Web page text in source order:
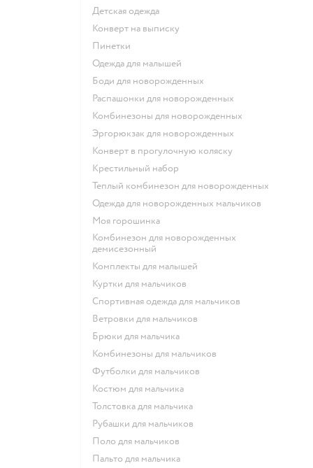
Детская одежда
Конверт на выписку
Пинетки
Одежда для малышей
Боди для новорожденных
Распашонки для новорожденных
Комбинезоны для новорожденных
Эргорюкзак для новорожденных
Конверт в прогулочную коляску
Крестильный набор
Теплый комбинезон для новорожденных
Одежда для новорожденных мальчиков
Моя горошинка
Комбинезон для новорожденных
демисезонный
Комплекты для малышей
Куртки для мальчиков
Спортивная одежда для мальчиков
Ветровки для мальчиков
Брюки для мальчика
Комбинезоны для мальчиков
Футболки для мальчиков
Костюм для мальчика
Толстовка для мальчика
Рубашки для мальчиков
Поло для мальчиков
Пальто для мальчика